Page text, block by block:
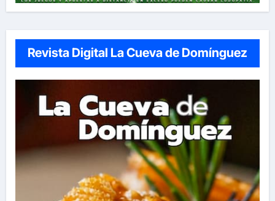
Revista Digital La Cueva de Domínguez